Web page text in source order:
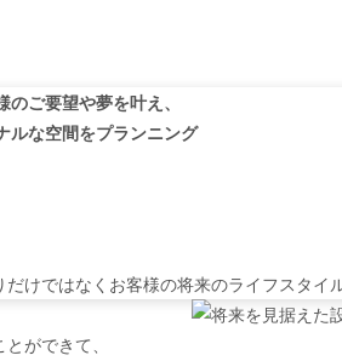
のご要望や夢を叶え、
ルな空間をプランニング
だけではなくお客様の将来のライフスタイ
ができて、